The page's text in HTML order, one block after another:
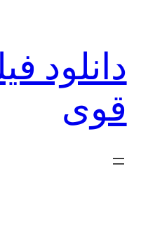
دانلود
قوی